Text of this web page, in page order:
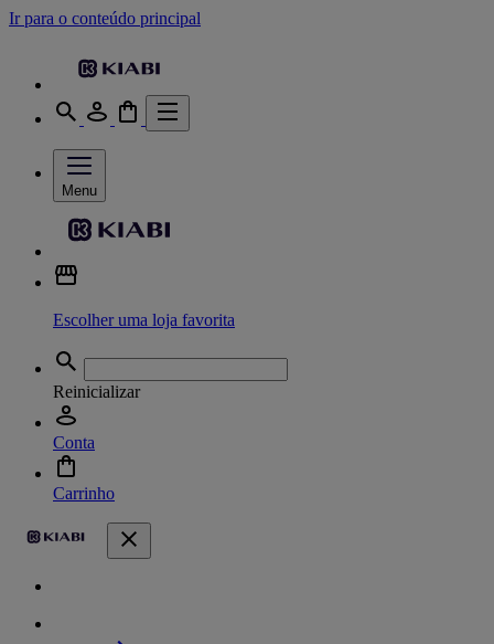
Ir para o conteúdo principal
Menu
Escolher uma loja favorita
Reinicializar
Conta
Carrinho